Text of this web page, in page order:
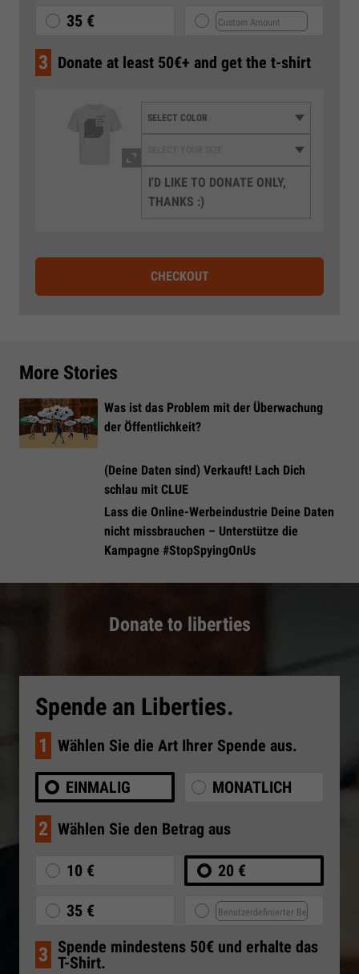
35 €
3 Donate at least 50€+ and get the t-shirt
I'D LIKE TO DONATE ONLY,
THANKS :)
CHECKOUT
More Stories
Was ist das Problem mit der Überwachung
der Öffentlichkeit?
(Deine Daten sind) Verkauft! Lach Dich
schlau mit CLUE
Lass die Online-Werbeindustrie Deine Daten
nicht missbrauchen – Unterstütze die
Kampagne #StopSpyingOnUs
Donate to liberties
Spende an Liberties.
1 Wählen Sie die Art Ihrer Spende aus.
EINMALIG MONATLICH
2 Wählen Sie den Betrag aus
10 € 20 €
35 €
3 Spende mindestens 50€ und erhalte das
T-Shirt.